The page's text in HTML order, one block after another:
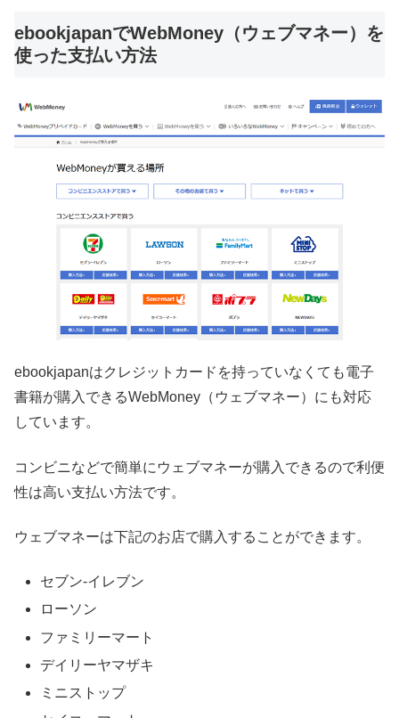
ebookjapanでWebMoney（ウェブマネー）を
使った支払い方法
ebookjapanはクレジットカードを持っていなくても電子
書籍が購入できるWebMoney（ウェブマネー）にも対応
しています。
コンビニなどで簡単にウェブマネーが購入できるので利便
性は高い支払い方法です。
ウェブマネーは下記のお店で購入することができます。
セブン‐イレブン
ローソン
ファミリーマート
デイリーヤマザキ
ミニストップ